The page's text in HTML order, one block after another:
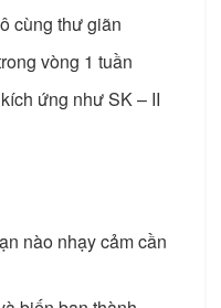
cùng thư giãn
vòng 1 tuần
ứng như SK – II
nào nhạy cảm cần